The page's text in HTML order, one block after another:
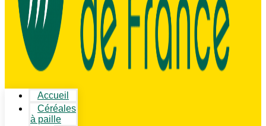
Accueil
Céréales
à paille